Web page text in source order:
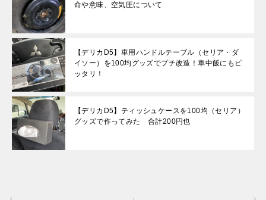
命や意味、空気圧について
【デリカD5】車用ハンドルテーブル（セリア・ダ
イソー）を100均グッズでプチ改造！車中飯にもピ
ッタリ！
【デリカD5】ティッシュケースを100均（セリア）
グッズで作ってみた 合計200円也